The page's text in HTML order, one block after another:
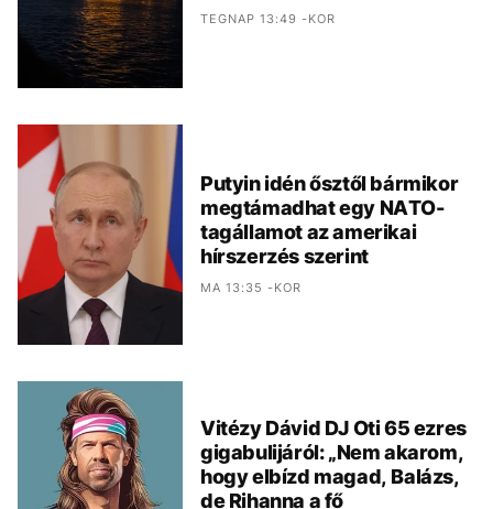
TEGNAP 13:49 -KOR
Putyin idén ősztől bármikor
megtámadhat egy NATO-
tagállamot az amerikai
hírszerzés szerint
MA 13:35 -KOR
Vitézy Dávid DJ Oti 65 ezres
gigabulijáról: „Nem akarom,
hogy elbízd magad, Balázs,
de Rihanna a fő